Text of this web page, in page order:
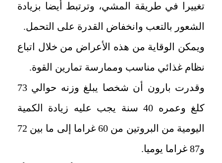
تغييرا في طريقة المشي، وترتبط أيضا بزيادة
الشعور بالتعب وانخفاض القدرة على التحمل.
ويمكن الوقاية من هذه الأعراض من خلال اتباع
نظام غذائي مناسب وممارسة تمارين القوة.
وقدرت بارون أن شخصا يبلغ وزنه حوالي 73
كلغ وعمره 40 سنة يجب عليه زيادة الكمية
اليومية من البروتين من 60 غراما إلى ما بين 72
و87 غراما يوميا.